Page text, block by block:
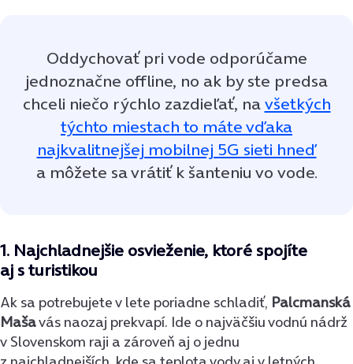
Oddychovať pri vode odporúčame
jednoznačne offline, no ak by ste predsa
chceli niečo rýchlo zazdieľať, navšetkých
týchto miestach to máte vďaka
najkvalitnejšej mobilnej 5G sieti hneď
a môžete sa vrátiť k šanteniu vo vode.
1. Najchladnejšie osvieženie, ktoré spojíte
aj s turistikou
Ak sa potrebujete v lete poriadne schladiť, Palcmanská
Mašavás naozaj prekvapí. Ide o najväčšiu vodnú nádrž
v Slovenskom raji a zároveň aj o jednu